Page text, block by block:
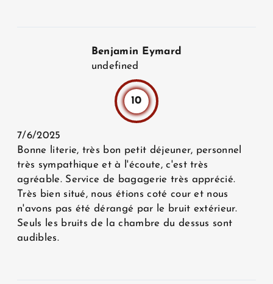
Benjamin Eymard
undefined
10
7/6/2025
Bonne literie, très bon petit déjeuner, personnel
très sympathique et à l'écoute, c'est très
agréable. Service de bagagerie très apprécié.
Très bien situé, nous étions coté cour et nous
n'avons pas été dérangé par le bruit extérieur.
Seuls les bruits de la chambre du dessus sont
audibles.